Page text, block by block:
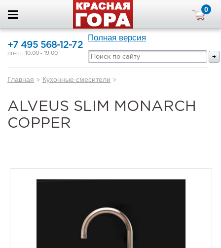
0
+7 495 568-12-72
пн-пт: 10.00 - 19.00
Полная версия
Главная > Кухонные смесители >
ALVEUS SLIM MONARCH
COPPER